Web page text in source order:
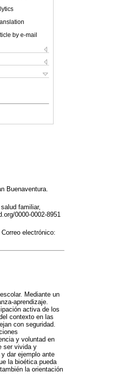
by e-mail
Buenaventura.
familiar,
0000-0002-8951
electrónico:
Mediante un
aprendizaje.
activa de los
contexto en las
con seguridad.
y voluntad en
ser vivida y
dar ejemplo ante
la bioética pueda
la orientación